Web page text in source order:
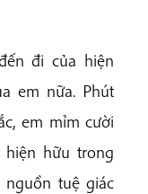
đi của hiện
em nữa. Phút
em mỉm cười
hữu trong
tuệ giác